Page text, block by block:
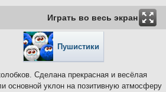
Играть во весь экран
Пушистики
Сделана прекрасная и весёлая
основной уклон на позитивную атмосферу